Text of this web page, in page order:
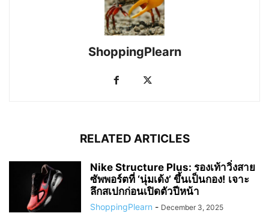
ShoppingPlearn
RELATED ARTICLES
Nike Structure Plus: รองเท้าวิ่งสาย
ซัพพอร์ตที่ ‘นุ่มเด้ง’ ขึ้นเป็นกอง! เจาะ
ลึกสเปกก่อนเปิดตัวปีหน้า
ShoppingPlearn - December 3, 2025